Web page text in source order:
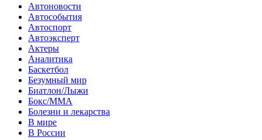
Автоновости
Автособытия
Автоспорт
Автоэксперт
Актеры
Аналитика
Баскетбол
Безумный мир
Биатлон/Лыжи
Бокс/MMA
Болезни и лекарства
В мире
В России